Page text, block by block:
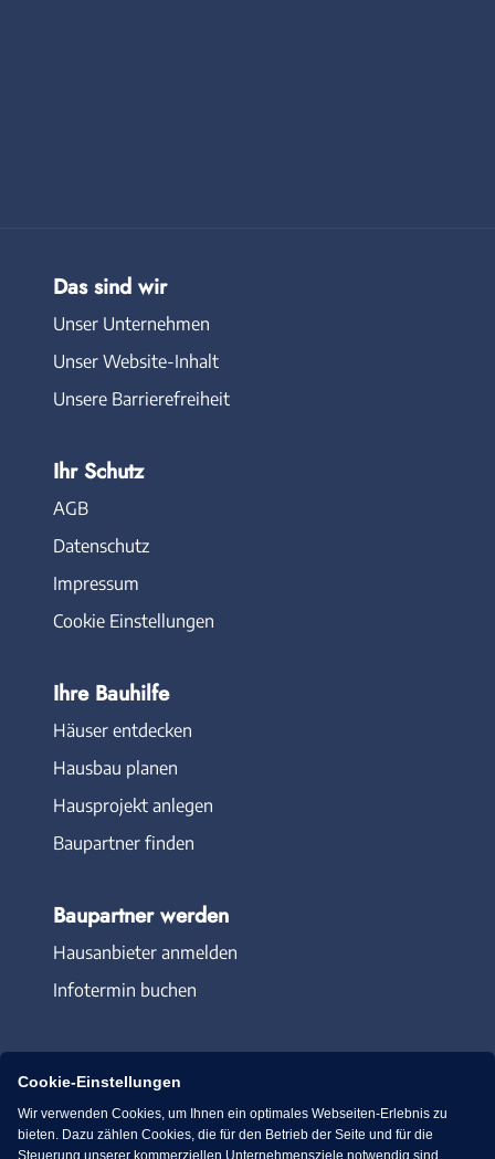
Das sind wir
Unser Unternehmen
Unser Website-Inhalt
Unsere Barrierefreiheit
Ihr Schutz
AGB
Datenschutz
Impressum
Cookie Einstellungen
Ihre Bauhilfe
Häuser entdecken
Hausbau planen
Hausprojekt anlegen
Baupartner finden
Baupartner werden
Hausanbieter anmelden
Infotermin buchen
Immowelt.de Bauen.de
Cookie-Einstellungen
Wir verwenden Cookies, um Ihnen ein optimales Webseiten-Erlebnis zu
bieten. Dazu zählen Cookies, die für den Betrieb der Seite und für die
Steuerung unserer kommerziellen Unternehmensziele notwendig sind,